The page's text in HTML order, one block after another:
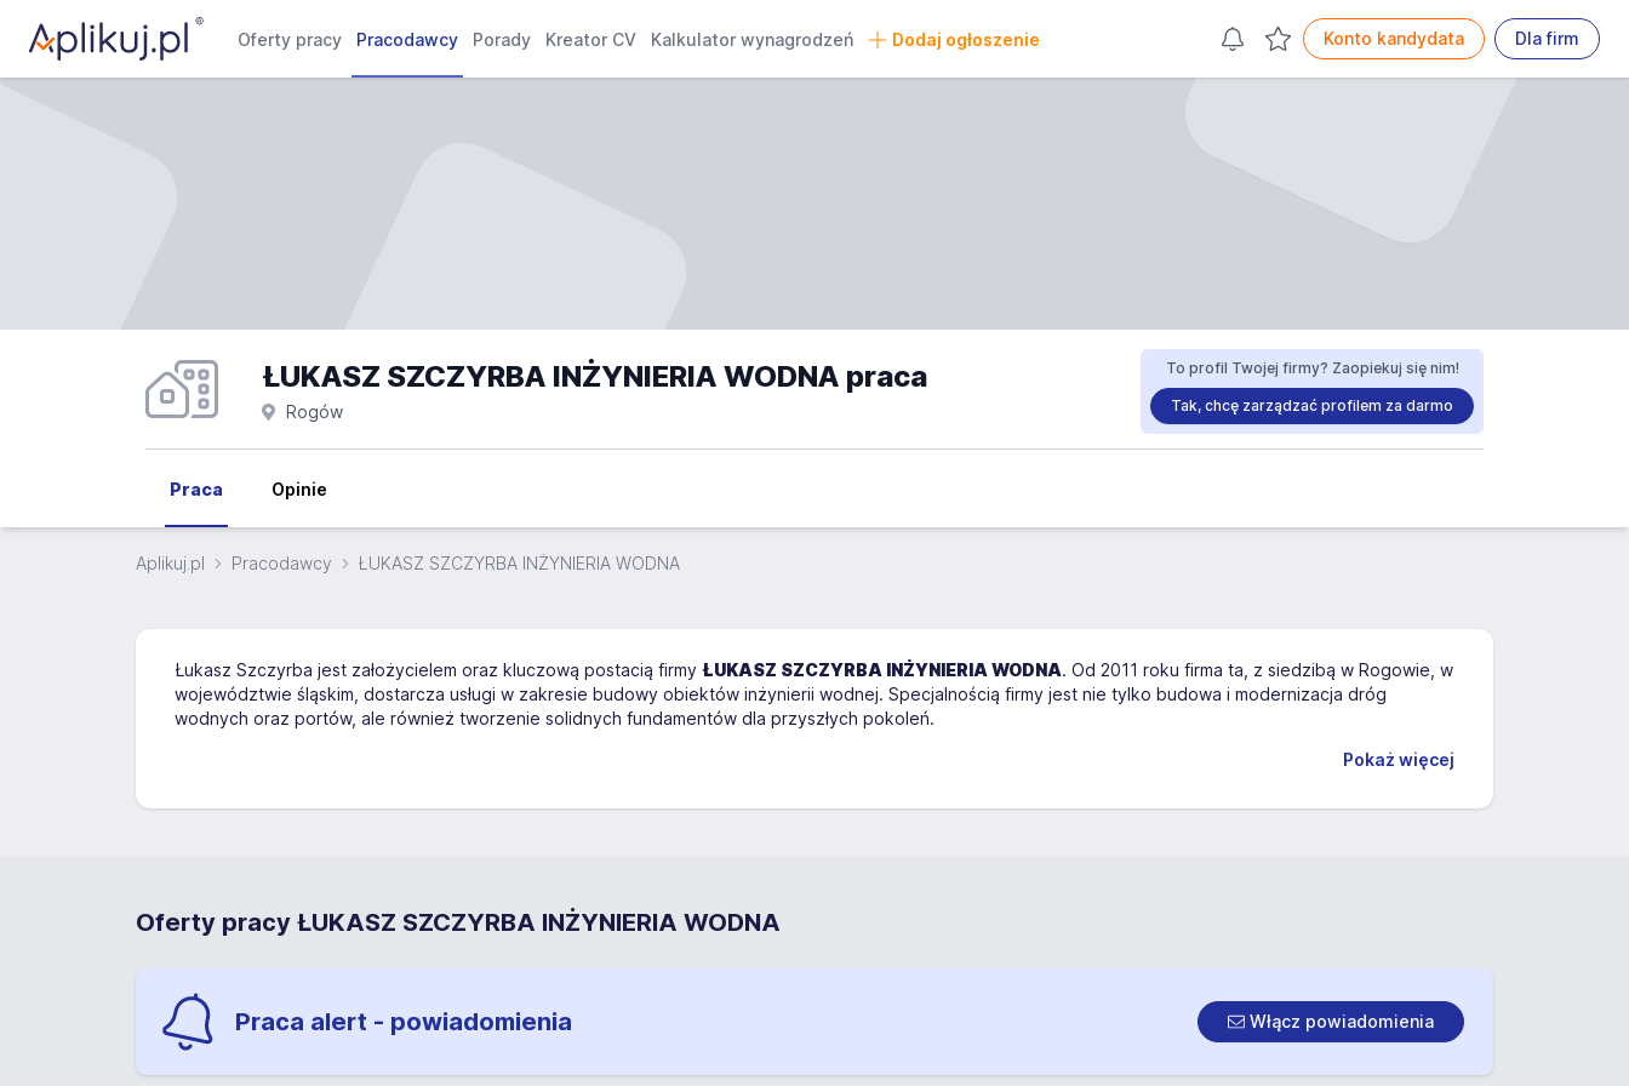
Oferty pracy Pracodawcy Porady Kreator CV Kalkulator wynagrodzeń Dodaj ogłoszenie Konto kandydata Dla firm
ŁUKASZ SZCZYRBA INŻYNIERIA WODNA praca
Rogów
To profil Twojej firmy? Zaopiekuj się nim!
Tak, chcę zarządzać profilem za darmo
Praca Opinie
Aplikuj.pl Pracodawcy ŁUKASZ SZCZYRBA INŻYNIERIA WODNA
Łukasz Szczyrba jest założycielem oraz kluczową postacią firmy ŁUKASZ SZCZYRBA INŻYNIERIA WODNA. Od 2011 roku firma ta, z siedzibą w Rogowie, w
województwie śląskim, dostarcza usługi w zakresie budowy obiektów inżynierii wodnej. Specjalnością firmy jest nie tylko budowa i modernizacja dróg
wodnych oraz portów, ale również tworzenie solidnych fundamentów dla przyszłych pokoleń.
Pokaż więcej
Oferty pracy ŁUKASZ SZCZYRBA INŻYNIERIA WODNA
Praca alert - powiadomienia Włącz powiadomienia